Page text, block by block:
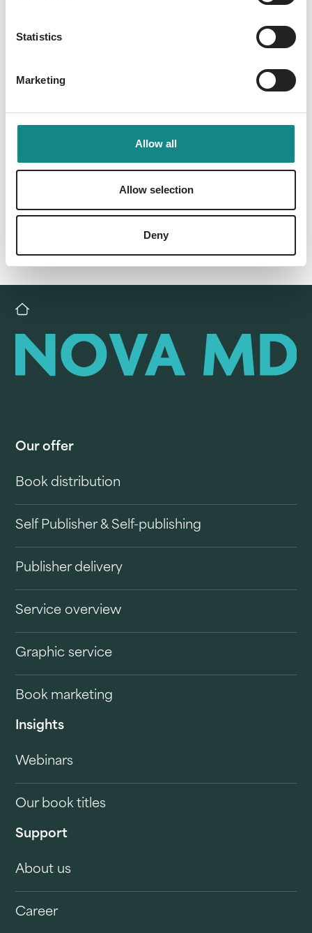
Statistics
Marketing
Allow all
Allow selection
Deny
Our offer
Book distribution
Self Publisher & Self-publishing
Publisher delivery
Service overview
Graphic service
Book marketing
Insights
Webinars
Our book titles
Support
About us
Career